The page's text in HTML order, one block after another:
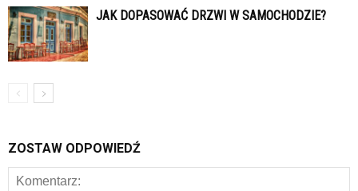
JAK DOPASOWAĆ DRZWI W SAMOCHODZIE?
ZOSTAW ODPOWIEDŹ